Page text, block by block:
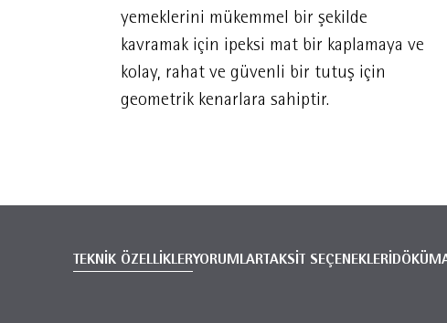
yemeklerini mükemmel bir şekilde
kavramak için ipeksi mat bir kaplamaya ve
kolay, rahat ve güvenli bir tutuş için
geometrik kenarlara sahiptir.
TEKNİK ÖZELLİKLERYORUMLAR TAKSİT SEÇENEKLERİ